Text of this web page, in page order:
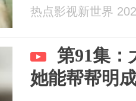
热点影视新世界
第91集：
她能帮帮明